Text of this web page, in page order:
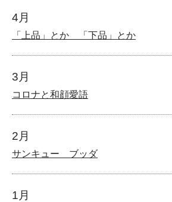
4月
「上品」とか 「下品」とか
3月
コロナと和顔愛語
2月
サンキュー ブッダ
1月